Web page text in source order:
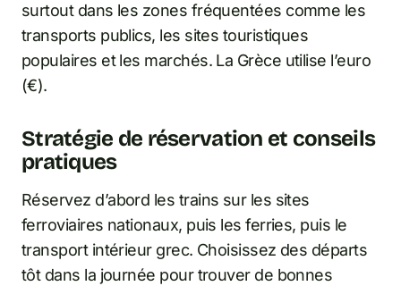
surtout dans les zones fréquentées comme les
transports publics, les sites touristiques
populaires et les marchés. La Grèce utilise l’euro
(€).
Stratégie de réservation et conseils
pratiques
Réservez d’abord les trains sur les sites
ferroviaires nationaux, puis les ferries, puis le
transport intérieur grec. Choisissez des départs
tôt dans la journée pour trouver de bonnes